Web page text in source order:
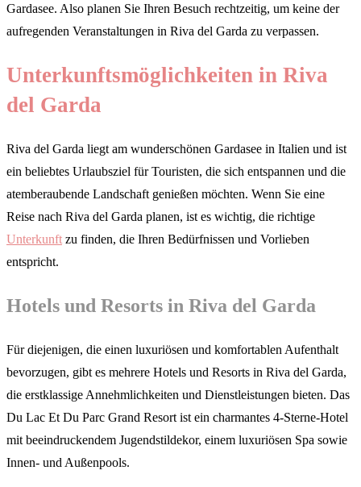
Gardasee. Also planen Sie Ihren Besuch rechtzeitig, um keine der
aufregenden Veranstaltungen in Riva del Garda zu verpassen.
Unterkunftsmöglichkeiten in Riva
del Garda
Riva del Garda liegt am wunderschönen Gardasee in Italien und ist
ein beliebtes Urlaubsziel für Touristen, die sich entspannen und die
atemberaubende Landschaft genießen möchten. Wenn Sie eine
Reise nach Riva del Garda planen, ist es wichtig, die richtige
Unterkunftzu finden, die Ihren Bedürfnissen und Vorlieben
entspricht.
Hotels und Resorts in Riva del Garda
Für diejenigen, die einen luxuriösen und komfortablen Aufenthalt
bevorzugen, gibt es mehrere Hotels und Resorts in Riva del Garda,
die erstklassige Annehmlichkeiten und Dienstleistungen bieten. Das
Du Lac Et Du Parc Grand Resort ist ein charmantes 4-Sterne-Hotel
mit beeindruckendem Jugendstildekor, einem luxuriösen Spa sowie
Innen- und Außenpools.